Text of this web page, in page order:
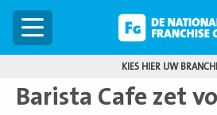
Menu
KIES HIER UW
Barista Cafe zet